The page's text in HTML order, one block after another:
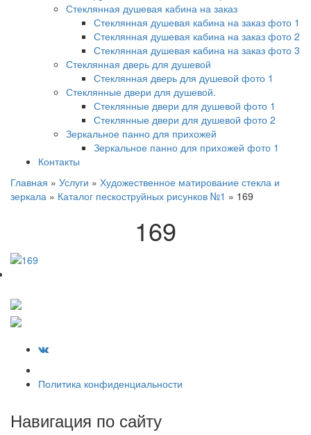
Стеклянная душевая кабина на заказ
Стеклянная душевая кабина на заказ фото 1
Стеклянная душевая кабина на заказ фото 2
Стеклянная душевая кабина на заказ фото 3
Стеклянная дверь для душевой
Стеклянная дверь для душевой фото 1
Стеклянные двери для душевой.
Стеклянные двери для душевой фото 1
Стеклянные двери для душевой фото 2
Зеркальное панно для прихожей
Зеркальное панно для прихожей фото 1
Контакты
Главная » Услуги » Художественное матирование стекла и
зеркала » Каталог пескоструйных рисунков №1 » 169
169
Политика конфиденциальности
Навигация по сайту